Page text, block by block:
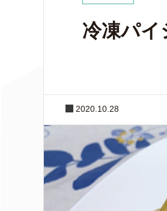
冷凍パイ
2020.10.28